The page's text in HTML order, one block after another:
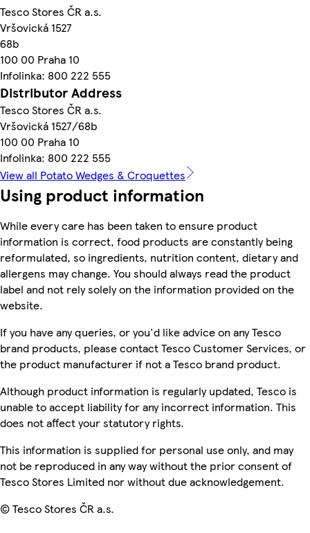
Tesco Stores ČR a.s.
Vršovická 1527
68b
100 00 Praha 10
Infolinka: 800 222 555
Distributor Address
Tesco Stores ČR a.s.
Vršovická 1527/68b
100 00 Praha 10
Infolinka: 800 222 555
View all Potato Wedges & Croquettes
Using product information
While every care has been taken to ensure product
information is correct, food products are constantly being
reformulated, so ingredients, nutrition content, dietary and
allergens may change. You should always read the product
label and not rely solely on the information provided on the
website.
If you have any queries, or you'd like advice on any Tesco
brand products, please contact Tesco Customer Services, or
the product manufacturer if not a Tesco brand product.
Although product information is regularly updated, Tesco is
unable to accept liability for any incorrect information. This
does not affect your statutory rights.
This information is supplied for personal use only, and may
not be reproduced in any way without the prior consent of
Tesco Stores Limited nor without due acknowledgement.
© Tesco Stores ČR a.s.